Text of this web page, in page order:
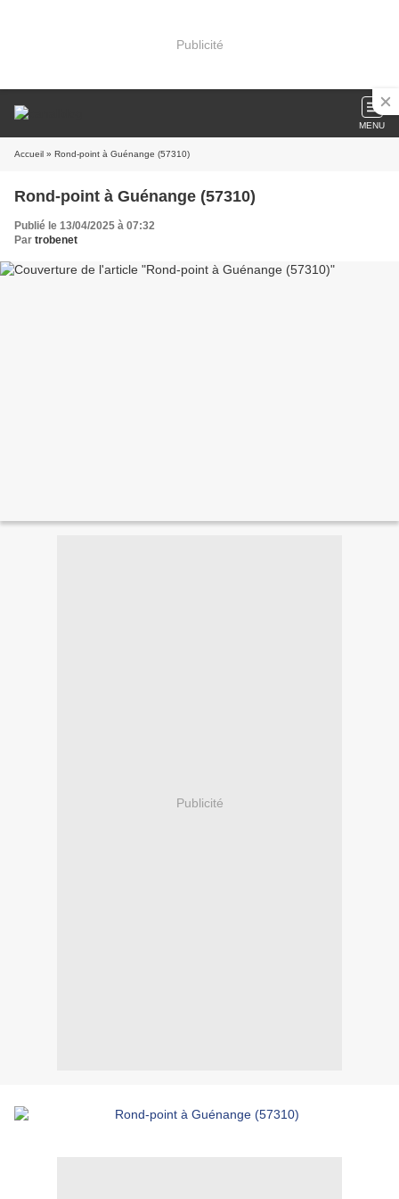
Publicité
MENU
Accueil » Rond-point à Guénange (57310)
Rond-point à Guénange (57310)
Publié le 13/04/2025 à 07:32
Par trobenet
Publicité